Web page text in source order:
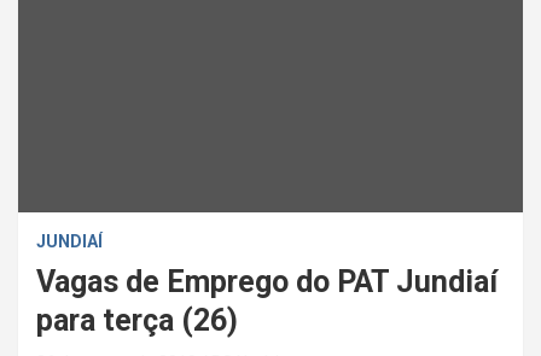
JUNDIAÍ
Vagas de Emprego do PAT Jundiaí
para terça (26)